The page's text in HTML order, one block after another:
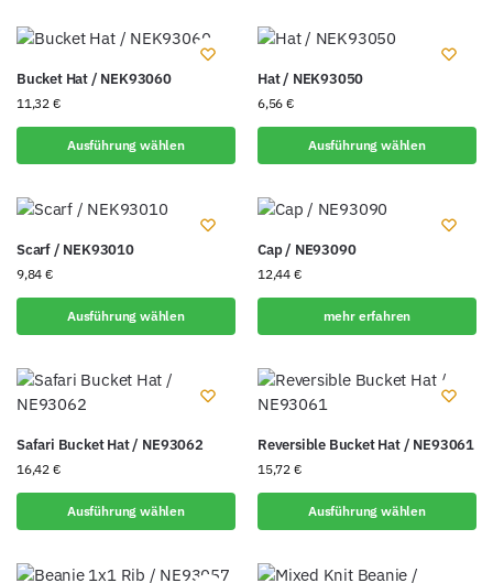
Bucket Hat / NEK93060
11,32 €
Ausführung wählen
Hat / NEK93050
6,56€
Ausführung wählen
Scarf / NEK93010
9,84€
Ausführung wählen
Cap / NE93090
12,44 €
mehr erfahren
Safari Bucket Hat / NE93062
16,42 €
Ausführung wählen
Reversible Bucket Hat / NE93061
15,72 €
Ausführung wählen